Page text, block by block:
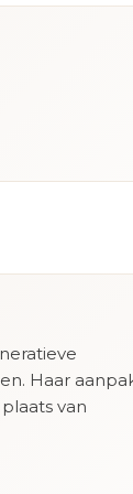
Haar
van